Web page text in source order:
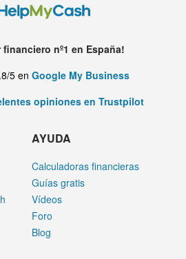
financiero nº1 en España!
5 en Google My Business
opiniones en Trustpilot
AYUDA
Calculadoras financieras
Guías gratis
Vídeos
Foro
Blog